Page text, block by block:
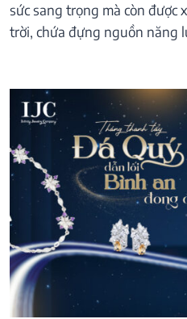
sức sang trọng mà còn được
trời, chứa đựng nguồn năng